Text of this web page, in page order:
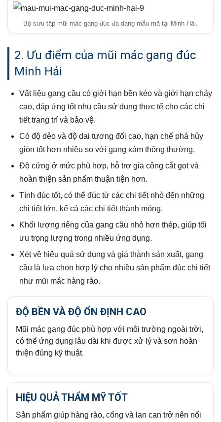
Bộ sưu tập mũi mác gang đúc đa dạng mẫu mã tại Minh Hải.
2. Ưu điểm của mũi mác gang đúc
Minh Hải
Vật liệu gang cầu có giới hạn bền kéo và giới hạn chảy
cao, đáp ứng tốt nhu cầu sử dụng thực tế cho các chi
tiết trang trí và bảo vệ.
Có độ dẻo và độ dai tương đối cao, hạn chế phá hủy
giòn tốt hơn nhiều so với gang xám thông thường.
Độ cứng ở mức phù hợp, hỗ trợ gia công cắt gọt và
hoàn thiện sản phẩm thuận tiện hơn.
Tính đúc tốt, có thể đúc từ các chi tiết nhỏ đến những
chi tiết lớn, kể cả các chi tiết thành mỏng.
Khối lượng riêng của gang cầu nhỏ hơn thép, giúp tối
ưu trọng lượng trong nhiều ứng dụng.
Xét về hiệu quả sử dụng và giá thành sản xuất, gang
cầu là lựa chọn hợp lý cho nhiều sản phẩm đúc chi tiết
như mũi mác hàng rào.
ĐỘ BỀN VÀ ĐỘ ỔN ĐỊNH CAO
Mũi mác gang đúc phù hợp với môi trường ngoài trời,
có thể ứng dụng lâu dài khi được xử lý và sơn hoàn
thiện đúng kỹ thuật.
HIỆU QUẢ THẨM MỸ TỐT
Sản phẩm giúp hàng rào, cổng và lan can trở nên nổi